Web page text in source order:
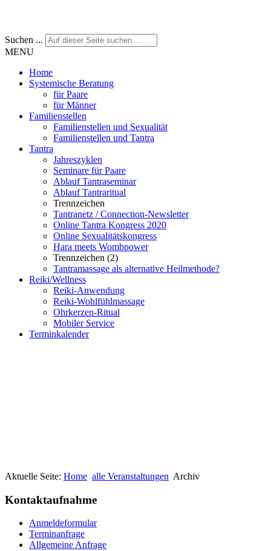
Suchen ...
MENU
Home
Systemische Beratung
für Paare
für Männer
Familienstellen
Familienstellen und Sexualität
Familienstellen und Tantra
Tantra
Jahreszyklen
Seminare für Paare
Ablauf Tantraseminar
Ablauf Tantraritual
Trennzeichen
Tantranetz / Connection-Newsletter
Online Tantra Kongress 2020
Online Sexualitätskongress
Hara meets Wombpower
Trennzeichen (2)
Tantramassage als alternative Heilmethode?
Reiki/Wellness
Reiki-Anwendung
Reiki-Wohlfühlmassage
Ohrkerzen-Ritual
Mobiler Service
Terminkalender
Aktuelle Seite: Home alle Veranstaltungen Archiv
Kontaktaufnahme
Anmeldeformular
Terminanfrage
Allgemeine Anfrage